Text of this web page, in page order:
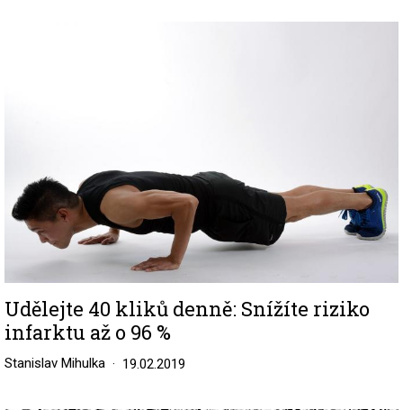
Udělejte 40 kliků denně: Snížíte riziko
infarktu až o 96 %
Stanislav Mihulka 19.02.2019